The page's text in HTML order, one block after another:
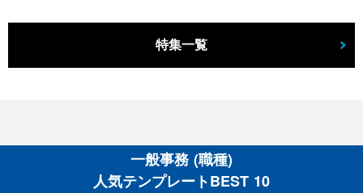
特集一覧
一般事務 (職種)
人気テンプレートBEST 10